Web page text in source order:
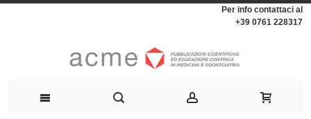
Per info contattaci al
+39 0761 228317